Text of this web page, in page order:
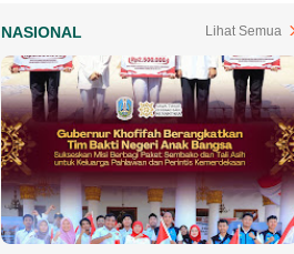
NASIONAL Lihat Semua